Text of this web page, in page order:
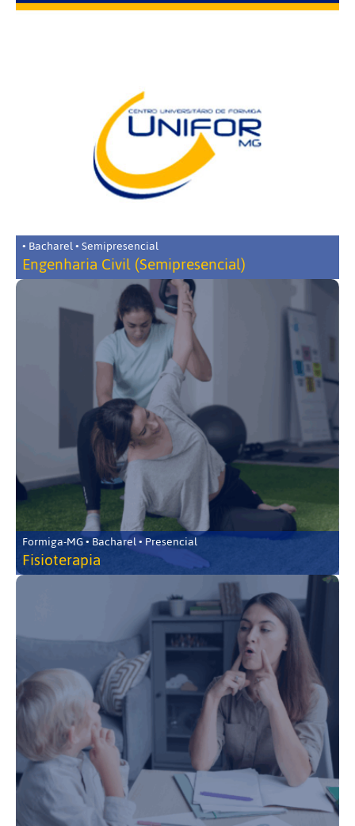
• Bacharel • Semipresencial
Engenharia Civil (Semipresencial)
Formiga-MG • Bacharel • Presencial
Fisioterapia